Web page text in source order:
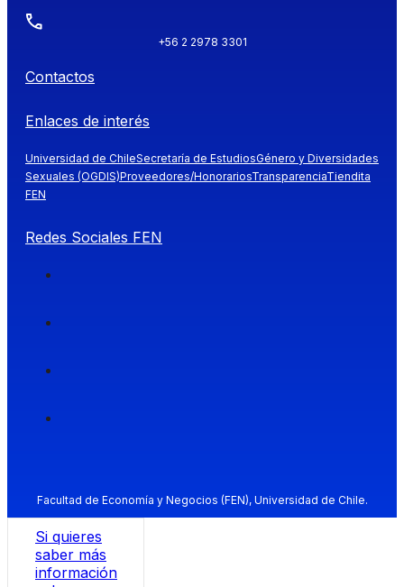
+56 2 2978 3301
Contactos
Enlaces de interés
Universidad de ChileSecretaría de EstudiosGénero y Diversidades
Sexuales (OGDIS)Proveedores/HonorariosTransparenciaTiendita
FEN
Redes Sociales FEN
Facultad de Economía y Negocios (FEN), Universidad de Chile.
Si quieres
saber más
información